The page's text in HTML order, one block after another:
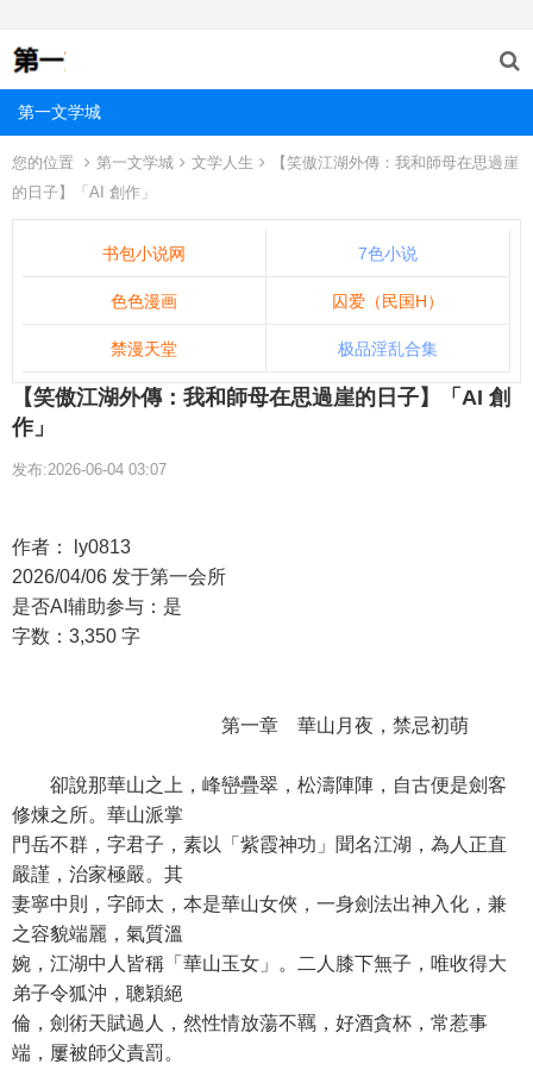
第一文学城
您的位置 第一文学城 文学人生
【笑傲江湖外傳：我和師母在思過崖
的日子】「AI 創作」
书包小说网 7色小说
色色漫画 囚爱（民国H）
禁漫天堂 极品淫乱合集
【笑傲江湖外傳：我和師母在思過崖的日子】「AI 創
作」
发布:2026-06-04 03:07
作者： ly0813
2026/04/06 发于第一会所
是否AI辅助参与：是
字数：3,350 字
第一章 華山月夜，禁忌初萌
卻說那華山之上，峰巒疊翠，松濤陣陣，自古便是劍客
修煉之所。華山派掌
門岳不群，字君子，素以「紫霞神功」聞名江湖，為人正直
嚴謹，治家極嚴。其
妻寧中則，字師太，本是華山女俠，一身劍法出神入化，兼
之容貌端麗，氣質溫
婉，江湖中人皆稱「華山玉女」。二人膝下無子，唯收得大
弟子令狐沖，聰穎絕
倫，劍術天賦過人，然性情放蕩不羈，好酒貪杯，常惹事
端，屢被師父責罰。